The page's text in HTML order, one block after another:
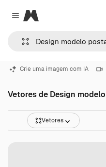
Close menu
Magnific
Crie uma imagem com IA
Vetores